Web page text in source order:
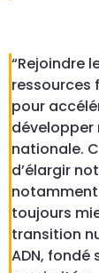
“Rejoindre
ressources
pour
développer
nationale.
d’élargir
toujours
transition
ADN,